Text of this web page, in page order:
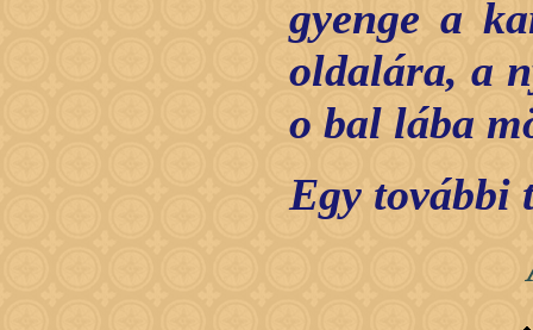
gyenge a
oldalára, a
o bal lába
Egy további